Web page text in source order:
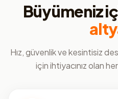
Büyümeniz
Hız, güvenlik ve kesintisiz
için ihtiyacınız olan